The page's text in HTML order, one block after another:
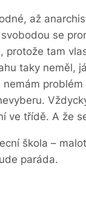
až
se
protože tam
taky neměl,
ve třídě. A že
škola –
paráda.